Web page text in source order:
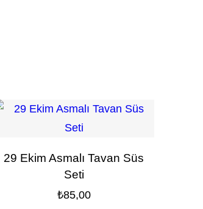
29 Ekim Asmalı Tavan Süs
Seti
₺85,00